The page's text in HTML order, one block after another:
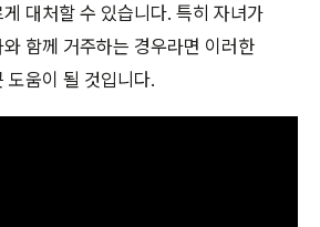
대처할 수 있습니다. 특히 자녀가
함께 거주하는 경우라면 이러한
도움이 될 것입니다.